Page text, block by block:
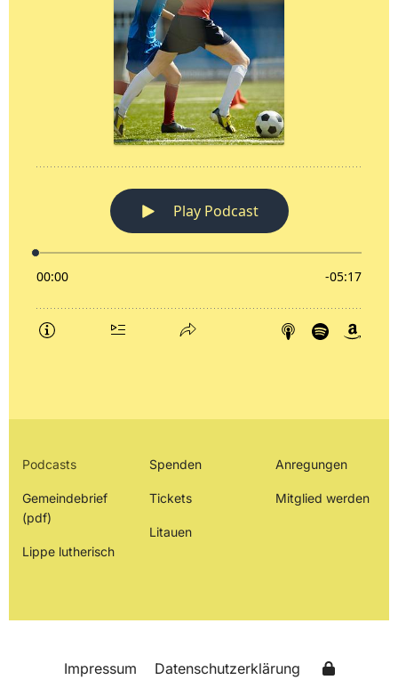
Podcasts
Gemeindebrief
(pdf)
Lippe lutherisch
Spenden
Tickets
Litauen
Anregungen
Mitglied werden
Impressum Datenschutzerklärung